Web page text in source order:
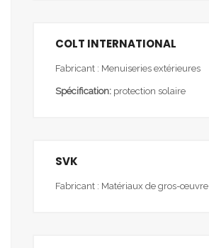
COLT INTERNATIONAL
Fabricant : Menuiseries extérieures
Spécification: protection solaire
SVK
Fabricant : Matériaux de gros-œuvre